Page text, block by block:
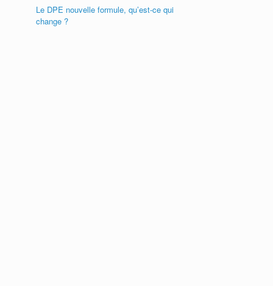
Le DPE nouvelle formule, qu’est-ce qui
change ?